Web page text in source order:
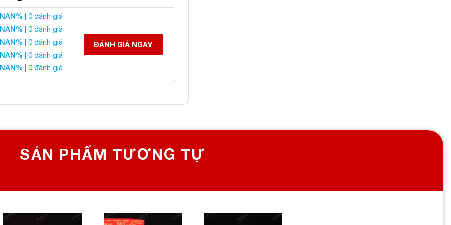
Thạch Anh Hồng
liên hệ:
SỐ 1 VỀ ĐÁ PHONG THỦY
NAN% | 0 đánh giá
NAN% | 0 đánh giá
NAN% | 0 đánh giá
NAN% | 0 đánh giá
NAN% | 0 đánh giá
ĐÁNH GIÁ NGAY
SẢN PHẨM TƯƠNG TỰ